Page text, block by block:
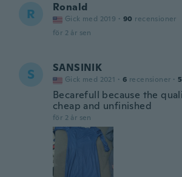
R Ronald
Gick med 2019 · 90 recensioner
för 2 år sen
S SANSINIK
Gick med 2021 · 6 recensioner · 5
Becarefull because the
cheap and unfinished
för 2 år sen